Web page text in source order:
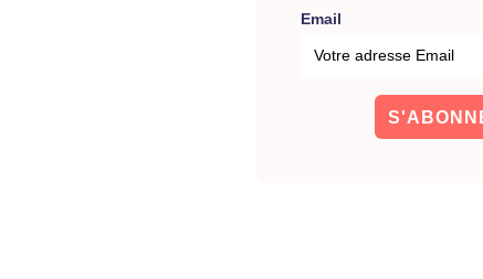
Email